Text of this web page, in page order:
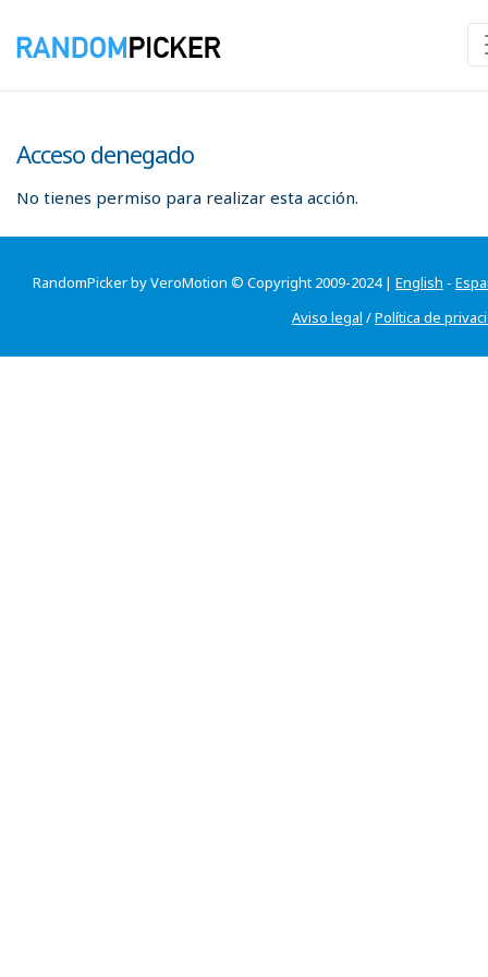
Acceso denegado
No tienes permiso para realizar esta acción.
RandomPicker by VeroMotion © Copyright 2009-2024 | English -
Aviso legal /Política de